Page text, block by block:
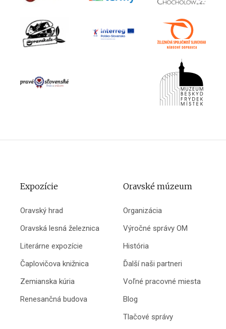
Expozície
Oravský hrad
Oravská lesná železnica
Literárne expozície
Čaplovičova knižnica
Zemianska kúria
Renesančná budova
Oravské múzeum
Organizácia
Výročné správy OM
História
Ďalší naši partneri
Voľné pracovné miesta
Blog
Tlačové správy